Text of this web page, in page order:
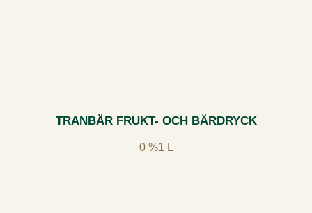
TRANBÄR FRUKT- OCH BÄRDRYCK
0 %1 L